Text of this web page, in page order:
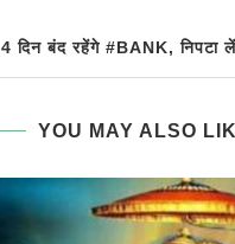
4 दिन बंद रहेंगे #BANK, निपटा
YOU MAY ALSO